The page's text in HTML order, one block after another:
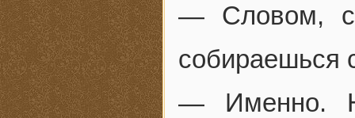
— Словом,
собираешься
— Именно.